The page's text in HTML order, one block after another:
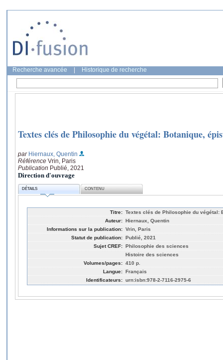
Recherche avancée Historique de recherche
Textes clés de Philosophie du végétal: Botanique,
par Hiernaux, Quentin
Référence Vrin, Paris
Publication Publié, 2021
Direction d'ouvrage
DÉTAILS CONTENU
Titre: Textes clés de Philosophie du végétal:
Auteur: Hiernaux, Quentin
Informations sur la publication: Vrin, Paris
Statut de publication: Publié, 2021
Sujet CREF: Philosophie des sciences
Histoire des sciences
Volumes/pages: 410 p.
Langue: Français
Identificateurs: urn:isbn:978-2-7116-2975-6